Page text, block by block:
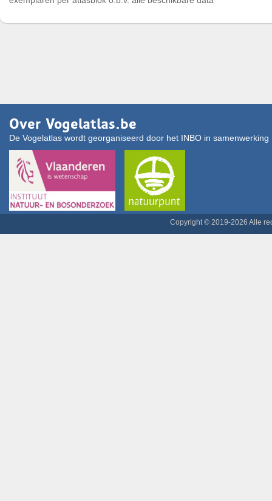
Over Vogelatlas.be
De Vogelatlas wordt georganiseerd door het INBO in
Copyright © 2019-2026 Alle